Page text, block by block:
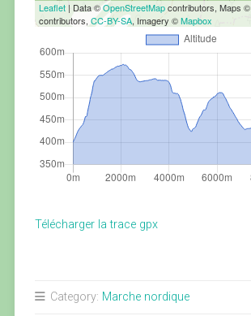
Leaflet| Data ©OpenStreetMapcontributors, Maps ©
contributors, CC-BY-SA, Imagery ©Mapbox
Télécharger la trace gpx
Category: Marche nordique